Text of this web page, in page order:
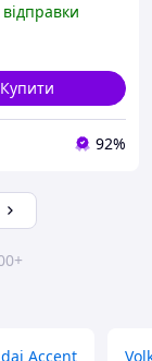
Купити
92%
Accent